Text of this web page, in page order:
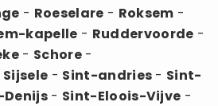
- Roeselare - Roksem -
kapelle - Ruddervoorde -
- Schore -
Sijsele - Sint-andries - Sint-
- Sint-Eloois-Vijve -